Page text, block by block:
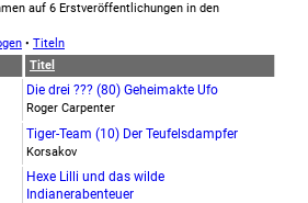
auf 6 Erstveröffentlichungen in den
• Titeln
Titel
Die drei ??? (80) Geheimakte Ufo
Roger Carpenter
Tiger-Team (10) Der Teufelsdampfer
Korsakov
Hexe Lilli und das wilde
Indianerabenteuer